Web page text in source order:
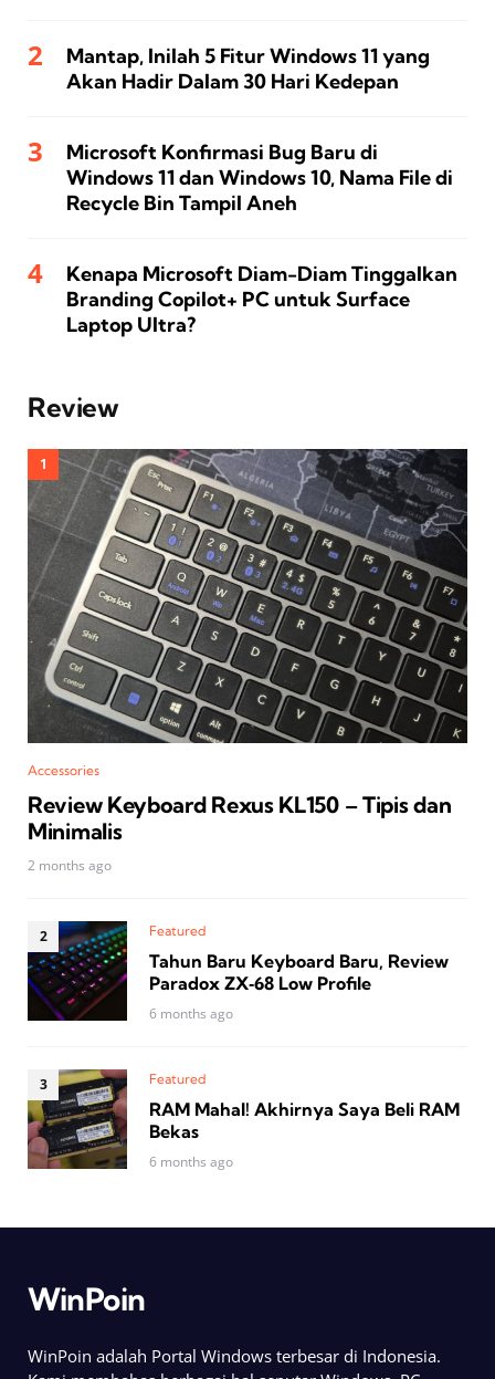
Mantap, Inilah 5 Fitur Windows 11 yang
Akan Hadir Dalam 30 Hari Kedepan
Microsoft Konfirmasi Bug Baru di
Windows 11 dan Windows 10, Nama File di
Recycle Bin Tampil Aneh
Kenapa Microsoft Diam-Diam Tinggalkan
Branding Copilot+ PC untuk Surface
Laptop Ultra?
Review
Accessories
Review Keyboard Rexus KL150 – Tipis dan
Minimalis
2 months ago
Featured
Tahun Baru Keyboard Baru, Review
Paradox ZX‑68 Low Profile
6 months ago
Featured
RAM Mahal! Akhirnya Saya Beli RAM
Bekas
6 months ago
WinPoin
WinPoin adalah Portal Windows terbesar di Indonesia.